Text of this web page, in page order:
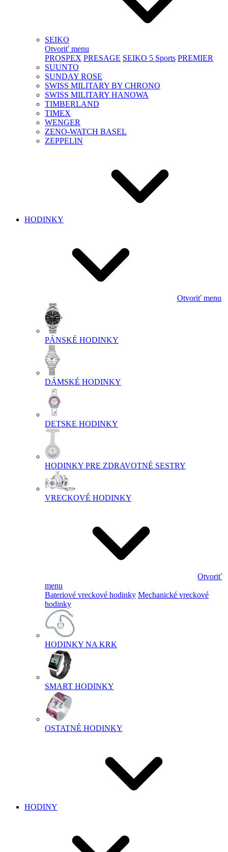
SEIKO
Otvoriť menu
PROSPEX PRESAGE SEIKO 5 Sports PREMIER
SUUNTO
SUNDAY ROSE
SWISS MILITARY BY CHRONO
SWISS MILITARY HANOWA
TIMBERLAND
TIMEX
WENGER
ZENO-WATCH BASEL
ZEPPELIN
HODINKY
Otvoriť menu
PÁNSKÉ HODINKY
DÁMSKÉ HODINKY
DETSKE HODINKY
HODINKY PRE ZDRAVOTNÉ SESTRY
VRECKOVÉ HODINKY
Otvoriť
menu
Bateriové vreckové hodinky Mechanické vreckové
hodinky
HODINKY NA KRK
SMART HODINKY
OSTATNÉ HODINKY
HODINY